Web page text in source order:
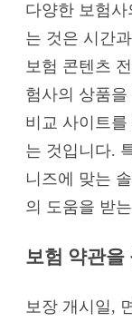
다양한 보험
는 것은 시간
보험 콘텐츠
험사의 상품
비교 사이트
는 것입니다.
니즈에 맞는
의 도움을 받
보험 약관을
보장 개시일,